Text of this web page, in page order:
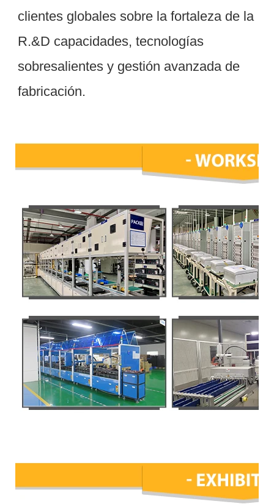
clientes globales sobre la fortaleza de la
R.&D capacidades, tecnologías
sobresalientes y gestión avanzada de